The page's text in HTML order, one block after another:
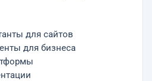
для сайтов
для бизнеса